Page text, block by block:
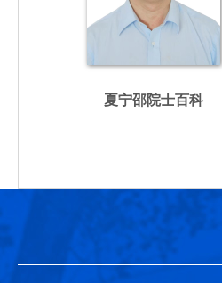
夏宁邵院士百科